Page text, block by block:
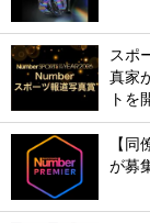
スポ
真家
トを
【
が募